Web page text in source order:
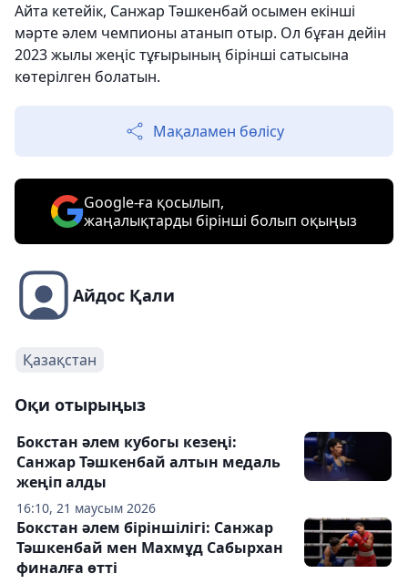
Айта кетейік, Санжар Тәшкенбай осымен екінші
мәрте әлем чемпионы атанып отыр. Ол бұған дейін
2023 жылы жеңіс тұғырының бірінші сатысына
көтерілген болатын.
Мақаламен бөлісу
Google-ға қосылып,
жаңалықтарды бірінші болып оқыңыз
Айдос Қали
Қазақстан
Оқи отырыңыз
16:10, 21 маусым 2026
Бокстан әлем кубогы кезеңі:
Санжар Тәшкенбай алтын медаль
жеңіп алды
Бокстан әлем біріншілігі: Санжар
Тәшкенбай мен Махмұд Сабырхан
финалға өтті